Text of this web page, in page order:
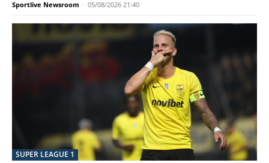
Sportlive Newsroom - 05/08/2026 21:40
SUPER LEAGUE 1